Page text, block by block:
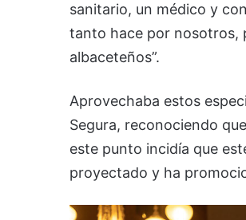
sanitario, un médico y
tanto hace por nosotros,
albaceteños”.
Aprovechaba estos
Segura, reconociendo
este punto incidía que
proyectado y ha